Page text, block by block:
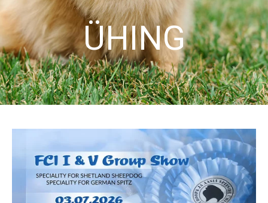
ÜHING